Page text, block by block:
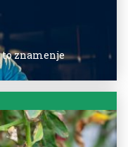
to znamenje